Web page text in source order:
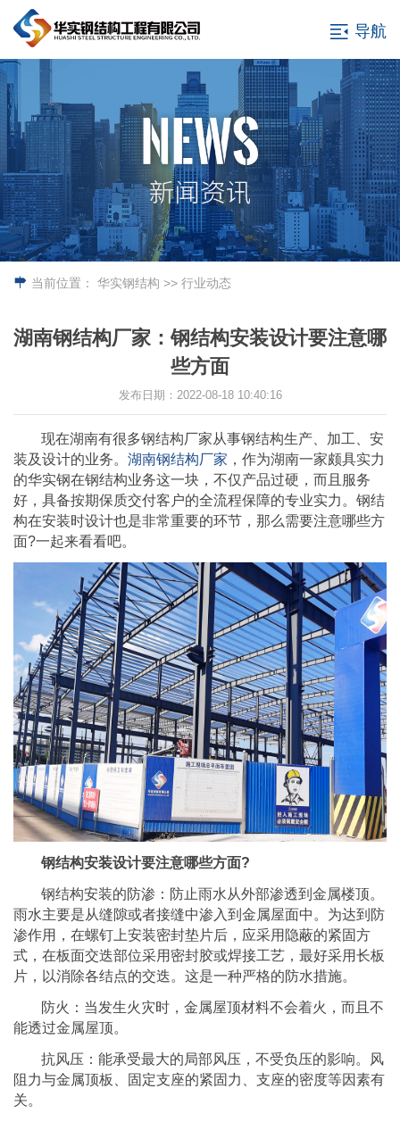
导航
当前位置： 华实钢结构 >> 行业动态
湖南钢结构厂家：钢结构安装设计要注意哪
些方面
发布日期：2022-08-18 10:40:16
现在湖南有很多钢结构厂家从事钢结构生产、加工、安
装及设计的业务。 湖南钢结构厂家 ，作为湖南一家颇具实力
的华实钢在钢结构业务这一块，不仅产品过硬，而且服务
好，具备按期保质交付客户的全流程保障的专业实力。钢结
构在安装时设计也是非常重要的环节，那么需要注意哪些方
面?一起来看看吧。
钢结构安装设计要注意哪些方面?
钢结构安装的防渗：防止雨水从外部渗透到金属楼顶。
雨水主要是从缝隙或者接缝中渗入到金属屋面中。为达到防
渗作用，在螺钉上安装密封垫片后，应采用隐蔽的紧固方
式，在板面交迭部位采用密封胶或焊接工艺，最好采用长板
片，以消除各结点的交迭。这是一种严格的防水措施。
防火：当发生火灾时，金属屋顶材料不会着火，而且不
能透过金属屋顶。
抗风压：能承受最大的局部风压，不受负压的影响。风
阻力与金属顶板、固定支座的紧固力、支座的密度等因素有
关。